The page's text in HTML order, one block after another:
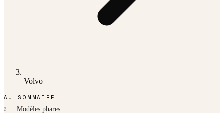
Volvo
AU SOMMAIRE
01 Modèles phares